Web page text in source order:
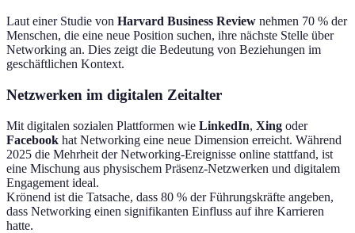
Laut einer Studie von Harvard Business Review nehmen 70 % der
Menschen, die eine neue Position suchen, ihre nächste Stelle über
Networking an. Dies zeigt die Bedeutung von Beziehungen im
geschäftlichen Kontext.
Netzwerken im digitalen Zeitalter
Mit digitalen sozialen Plattformen wie LinkedIn, Xing oder
Facebook hat Networking eine neue Dimension erreicht. Während
2025 die Mehrheit der Networking-Ereignisse online stattfand, ist
eine Mischung aus physischem Präsenz-Netzwerken und digitalem
Engagement ideal.
Krönend ist die Tatsache, dass 80 % der Führungskräfte angeben,
dass Networking einen signifikanten Einfluss auf ihre Karrieren
hatte.